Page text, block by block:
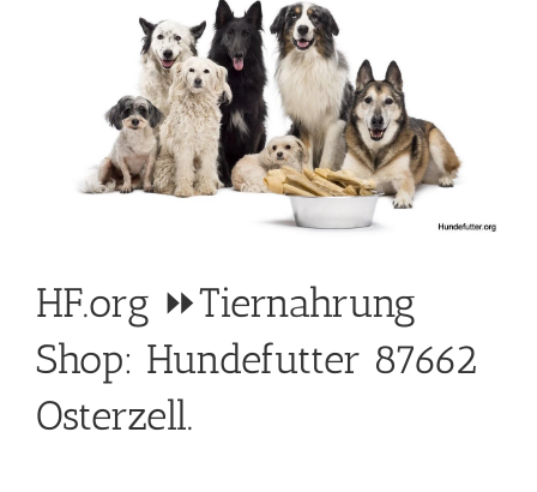
HF.org ⏩Tiernahrung
Shop: Hundefutter 87662
Osterzell.